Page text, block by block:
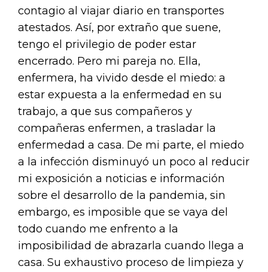
contagio al viajar diario en transportes
atestados. Así, por extraño que suene,
tengo el privilegio de poder estar
encerrado. Pero mi pareja no. Ella,
enfermera, ha vivido desde el miedo: a
estar expuesta a la enfermedad en su
trabajo, a que sus compañeros y
compañeras enfermen, a trasladar la
enfermedad a casa. De mi parte, el miedo
a la infección disminuyó un poco al reducir
mi exposición a noticias e información
sobre el desarrollo de la pandemia, sin
embargo, es imposible que se vaya del
todo cuando me enfrento a la
imposibilidad de abrazarla cuando llega a
casa. Su exhaustivo proceso de limpieza y